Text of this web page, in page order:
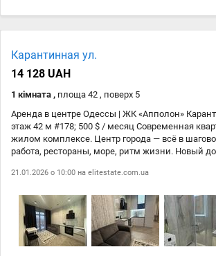
Карантинная ул.
14 128 UAH
1 кімната , площа 42 , поверх 5
Аренда в центре Одессы | ЖК «Апполон»
этаж 42 м #178; 500 $ / месяц Современная
жилом комплексе. Центр города — всё в
работа, рестораны, море, ритм жизни. Новый
локация Заезжай и живи без компромиссов.
первыми — не тяни.
21.01.2026 о 10:00 на elitestate.com.ua